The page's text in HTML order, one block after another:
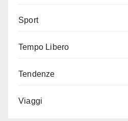
Sport
Tempo Libero
Tendenze
Viaggi